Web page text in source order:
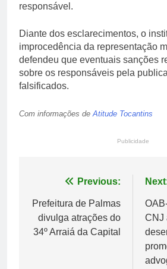
responsável.
Diante dos esclarecimentos, o
improcedência da representação
defendeu que eventuais sanções
sobre os responsáveis pela
falsificados.
Com informações deAtitude Tocantins
Publicidade
Navegação
de
Post
Previous:
Prefeitura de Palmas
divulga atrações do
34º Arraiá da Capital
CNJ